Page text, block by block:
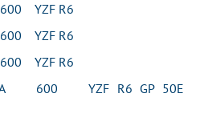
YZF R6
YZF R6
YZF R6
600 YZF R6 GP 50E